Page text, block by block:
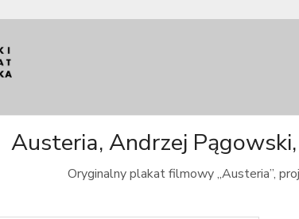
Austeria, Andrzej
Oryginalny plakat filmowy „Austeria”,